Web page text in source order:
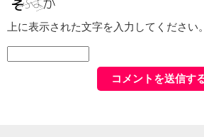
上に表示された文字を入力してください。